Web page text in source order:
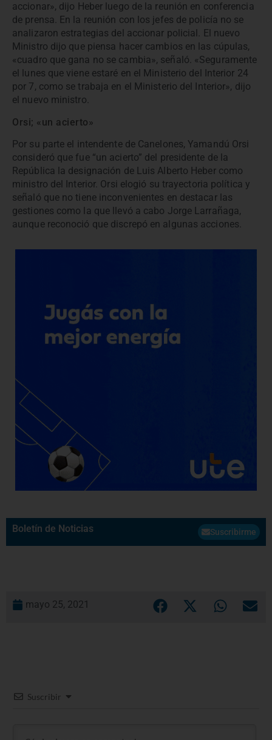
accionar», dijo Heber luego de la reunión en conferencia
de prensa. En la reunión con los jefes de policía no se
analizaron estrategias del accionar policial. El nuevo
Ministro dijo que piensa hacer cambios en las cúpulas,
«cuadro que gana no se cambia», señaló. «Seguramente
el lunes que viene estaré en el Ministerio del Interior 24
por 7, como se trabaja en el Ministerio del Interior», dijo
el nuevo ministro.
Orsi; «un acierto»
Por su parte el intendente de Canelones, Yamandú Orsi
consideró que fue “un acierto” del presidente de la
República la designación de Luis Alberto Heber como
ministro del Interior. Orsi elogió su trayectoria política y
señaló que no tiene inconvenientes en destacar las
gestiones como la que llevó a cabo Jorge Larrañaga,
aunque reconoció que discrepó en algunas acciones.
Boletín de Noticias Suscribirme
mayo 25, 2021
Suscribir